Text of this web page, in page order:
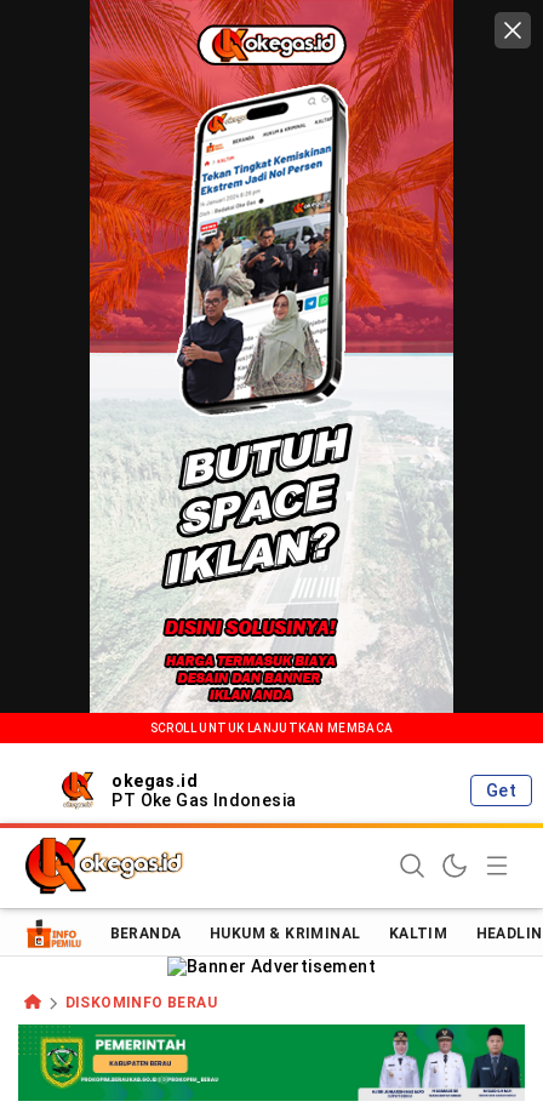
SCROLL UNTUK LANJUTKAN MEMBACA
okegas.id
PT Oke Gas Indonesia
Get
Oke Gas Indonesia | Energi Positif Informasi Terkini!
BERANDA HUKUM & KRIMINAL KALTIM
DISKOMINFO BERAU